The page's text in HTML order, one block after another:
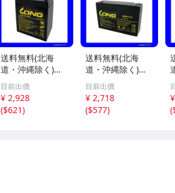
送料無料(北海
道・沖縄除く)
LONGバッテリ
ー WP5-12 制
御弁式鉛蓄電池 U
PS・非常電源
目前出價
¥ 2,928
($621)
送料無料(北海
道・沖縄除く) L
ONGバッテリ
ー WP7-6 制御
弁式鉛蓄電池 互
換RE7-6/PE6V7.
目前出價
¥ 2,718
($577)
(